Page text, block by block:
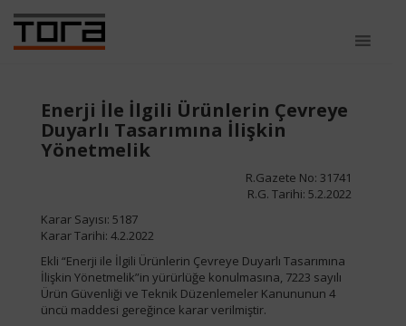
Enerji İle İlgili Ürünlerin Çevreye
Duyarlı Tasarımına İlişkin
Yönetmelik
R.Gazete No: 31741
R.G. Tarihi: 5.2.2022
Karar Sayısı: 5187
Karar Tarihi: 4.2.2022
Ekli “Enerji ile İlgili Ürünlerin Çevreye Duyarlı Tasarımına
İlişkin Yönetmelik”in yürürlüğe konulmasına, 7223 sayılı
Ürün Güvenliği ve Teknik Düzenlemeler Kanununun 4
üncü maddesi gereğince karar verilmiştir.